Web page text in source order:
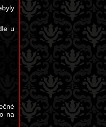
u
na